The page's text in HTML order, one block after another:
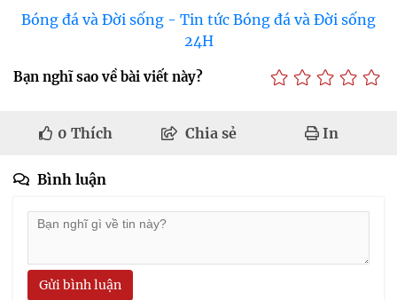
Bóng đá và Đời sống - Tin tức Bóng đá và Đời sống
24H
Bạn nghĩ sao về bài viết này?
0 Thích Chia sẻ In
Bình luận
Gửi bình luận